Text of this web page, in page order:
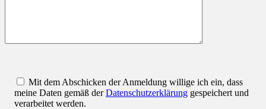
Mit dem Abschicken der Anmeldung willige ich ein, dass
meine Daten gemäß derDatenschutzerklärung gespeichert und
verarbeitet werden.